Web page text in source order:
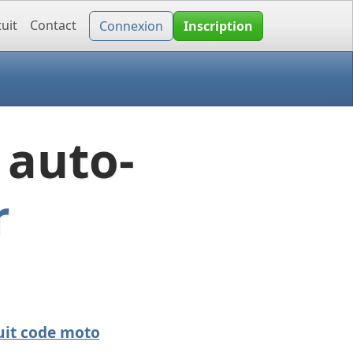
Contact Connexion Inscription
code moto